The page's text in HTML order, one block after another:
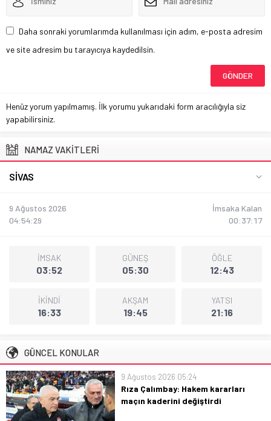
Daha sonraki yorumlarımda kullanılması için adım, e-posta adresim
ve site adresim bu tarayıcıya kaydedilsin.
Henüz yorum yapılmamış. İlk yorumu yukarıdaki form aracılığıyla siz
yapabilirsiniz.
NAMAZ VAKİTLERİ
SIVAS
9 Ağustos 2026
04:54:30
İmsaka Kalan
00:37:17
İMSAK
03:52
GÜNEŞ
05:30
ÖĞLE
12:43
İKİNDİ
16:33
AKŞAM
19:45
YATSI
21:16
GÜNCEL KONULAR
9 Ağustos 2026 05:24
Rıza Çalımbay: Hakem kararları
maçın kaderini değiştirdi